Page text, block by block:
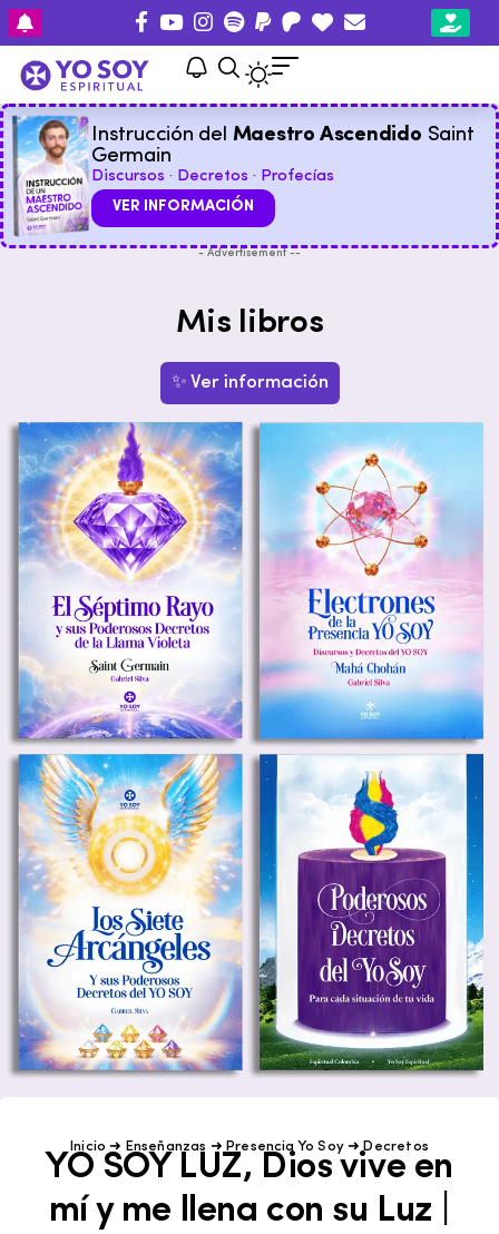
Instrucción del Maestro Ascendido Saint
Germain
Discursos · Decretos · Profecías
VER INFORMACIÓN
- Advertisement --
Mis libros
✨ Ver información
Inicio ➜ Enseñanzas ➜ Presencia Yo Soy➜ Decretos
YO SOY LUZ, Dios vive en
mí y me llena con su Luz |